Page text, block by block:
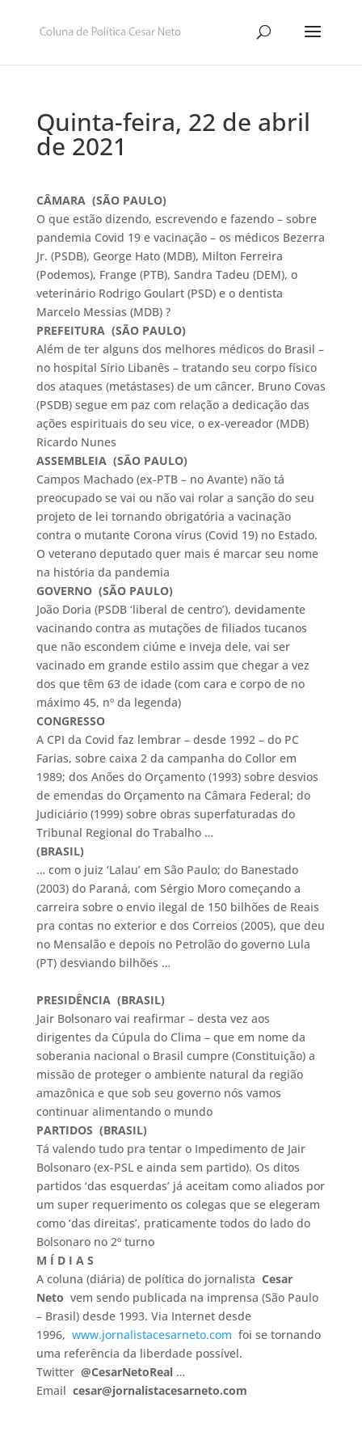
Quinta-feira, 22 de abril
de 2021
CÂMARA (SÃO PAULO)
O que estão dizendo, escrevendo e fazendo – sobre
pandemia Covid 19 e vacinação – os médicos Bezerra
Jr. (PSDB), George Hato (MDB), Milton Ferreira
(Podemos), Frange (PTB), Sandra Tadeu (DEM), o
veterinário Rodrigo Goulart (PSD) e o dentista
Marcelo Messias (MDB) ?
PREFEITURA (SÃO PAULO)
Além de ter alguns dos melhores médicos do Brasil –
no hospital Sírio Libanês – tratando seu corpo físico
dos ataques (metástases) de um câncer, Bruno Covas
(PSDB) segue em paz com relação a dedicação das
ações espirituais do seu vice, o ex-vereador (MDB)
Ricardo Nunes
ASSEMBLEIA (SÃO PAULO)
Campos Machado (ex-PTB – no Avante) não tá
preocupado se vai ou não vai rolar a sanção do seu
projeto de lei tornando obrigatória a vacinação
contra o mutante Corona vírus (Covid 19) no Estado.
O veterano deputado quer mais é marcar seu nome
na história da pandemia
GOVERNO (SÃO PAULO)
João Doria (PSDB ‘liberal de centro’), devidamente
vacinando contra as mutações de filiados tucanos
que não escondem ciúme e inveja dele, vai ser
vacinado em grande estilo assim que chegar a vez
dos que têm 63 de idade (com cara e corpo de no
máximo 45, nº da legenda)
CONGRESSO
A CPI da Covid faz lembrar – desde 1992 – do PC
Farias, sobre caixa 2 da campanha do Collor em
1989; dos Anões do Orçamento (1993) sobre desvios
de emendas do Orçamento na Câmara Federal; do
Judiciário (1999) sobre obras superfaturadas do
Tribunal Regional do Trabalho …
(BRASIL)
… com o juiz ‘Lalau’ em São Paulo; do Banestado
(2003) do Paraná, com Sérgio Moro começando a
carreira sobre o envio ilegal de 150 bilhões de Reais
pra contas no exterior e dos Correios (2005), que deu
no Mensalão e depois no Petrolão do governo Lula
(PT) desviando bilhões …
PRESIDÊNCIA (BRASIL)
Jair Bolsonaro vai reafirmar – desta vez aos
dirigentes da Cúpula do Clima – que em nome da
soberania nacional o Brasil cumpre (Constituição) a
missão de proteger o ambiente natural da região
amazônica e que sob seu governo nós vamos
continuar alimentando o mundo
PARTIDOS (BRASIL)
Tá valendo tudo pra tentar o Impedimento de Jair
Bolsonaro (ex-PSL e ainda sem partido). Os ditos
partidos ‘das esquerdas’ já aceitam como aliados por
um super requerimento os colegas que se elegeram
como ‘das direitas’, praticamente todos do lado do
Bolsonaro no 2º turno
M Í D I A S
A coluna (diária) de política do jornalista Cesar
Neto vem sendo publicada na imprensa (São Paulo
– Brasil) desde 1993. Via Internet desde
1996, www.jornalistacesarneto.com foi se tornando
uma referência da liberdade possível.
Twitter @CesarNetoReal…
Email cesar@jornalistacesarneto.com